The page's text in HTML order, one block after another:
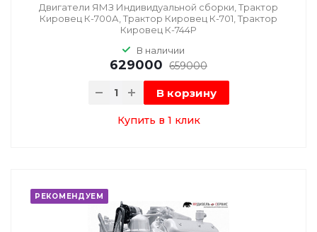
Двигатели ЯМЗ Индивидуальной сборки, Трактор
Кировец К-700А, Трактор Кировец К-701, Трактор
Кировец К-744Р
В наличии
629000 659000
В корзину
Купить в 1 клик
РЕКОМЕНДУЕМ